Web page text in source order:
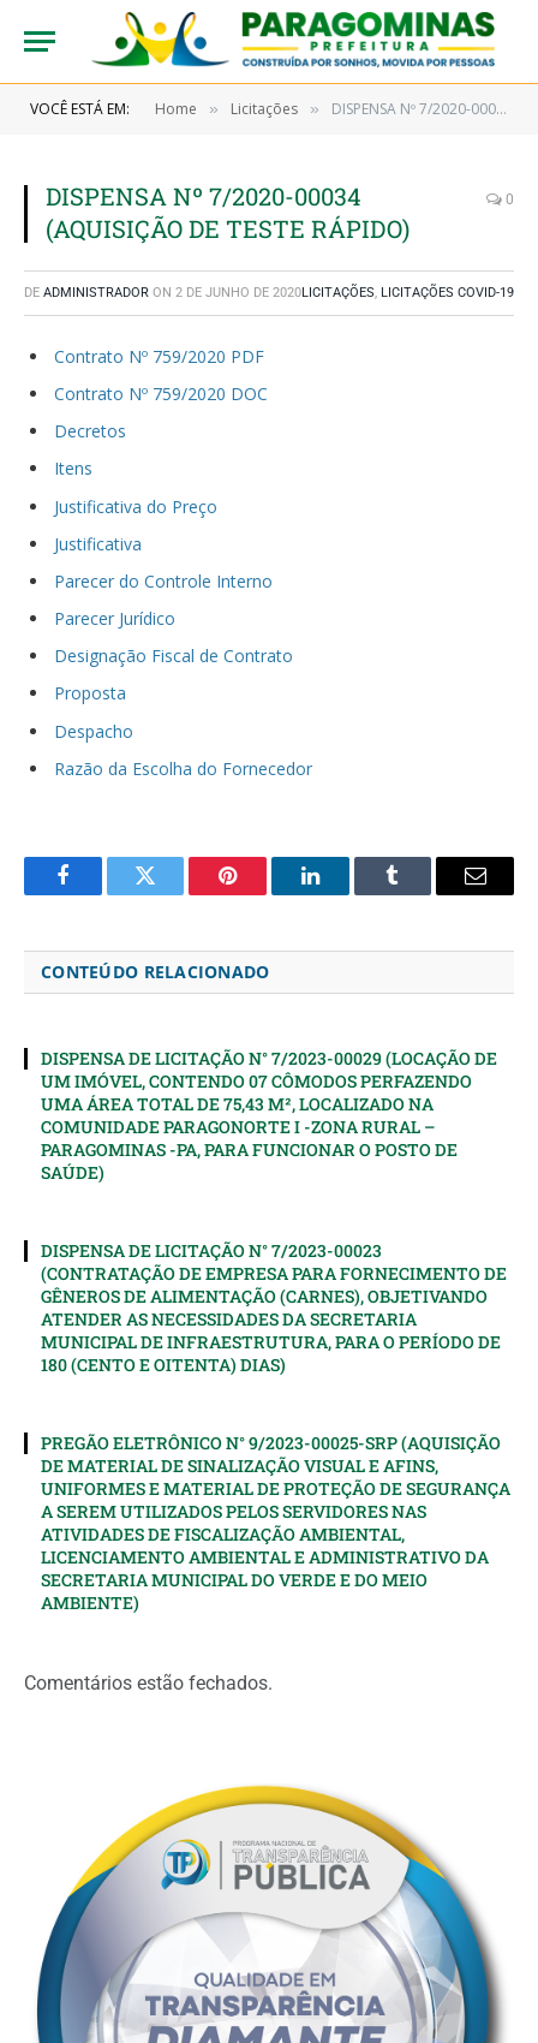
VOCÊ ESTÁ EM: Home » Licitações » DISPENSA Nº 7/2020-00034 (AQUISIÇÃO DE TESTE RÁPIDO)
DISPENSA Nº 7/2020-00034
(AQUISIÇÃO DE TESTE RÁPIDO)
0
DE ADMINISTRADOR ON 2 DE JUNHO DE 2020LICITAÇÕES, LICITAÇÕES COVID-19
Contrato Nº 759/2020 PDF
Contrato Nº 759/2020 DOC
Decretos
Itens
Justificativa do Preço
Justificativa
Parecer do Controle Interno
Parecer Jurídico
Designação Fiscal de Contrato
Proposta
Despacho
Razão da Escolha do Fornecedor
FacebookTwitter Pinterest LinkedInTumblr Email
CONTEÚDO RELACIONADO
DISPENSA DE LICITAÇÃO N° 7/2023-00029 (LOCAÇÃO DE
UM IMÓVEL, CONTENDO 07 CÔMODOS PERFAZENDO
UMA ÁREA TOTAL DE 75,43 M², LOCALIZADO NA
COMUNIDADE PARAGONORTE I -ZONA RURAL –
PARAGOMINAS -PA, PARA FUNCIONAR O POSTO DE
SAÚDE)
DISPENSA DE LICITAÇÃO N° 7/2023-00023
(CONTRATAÇÃO DE EMPRESA PARA FORNECIMENTO DE
GÊNEROS DE ALIMENTAÇÃO (CARNES), OBJETIVANDO
ATENDER AS NECESSIDADES DA SECRETARIA
MUNICIPAL DE INFRAESTRUTURA, PARA O PERÍODO DE
180 (CENTO E OITENTA) DIAS)
PREGÃO ELETRÔNICO N° 9/2023-00025-SRP (AQUISIÇÃO
DE MATERIAL DE SINALIZAÇÃO VISUAL E AFINS,
UNIFORMES E MATERIAL DE PROTEÇÃO DE SEGURANÇA
A SEREM UTILIZADOS PELOS SERVIDORES NAS
ATIVIDADES DE FISCALIZAÇÃO AMBIENTAL,
LICENCIAMENTO AMBIENTAL E ADMINISTRATIVO DA
SECRETARIA MUNICIPAL DO VERDE E DO MEIO
AMBIENTE)
Comentários estão fechados.